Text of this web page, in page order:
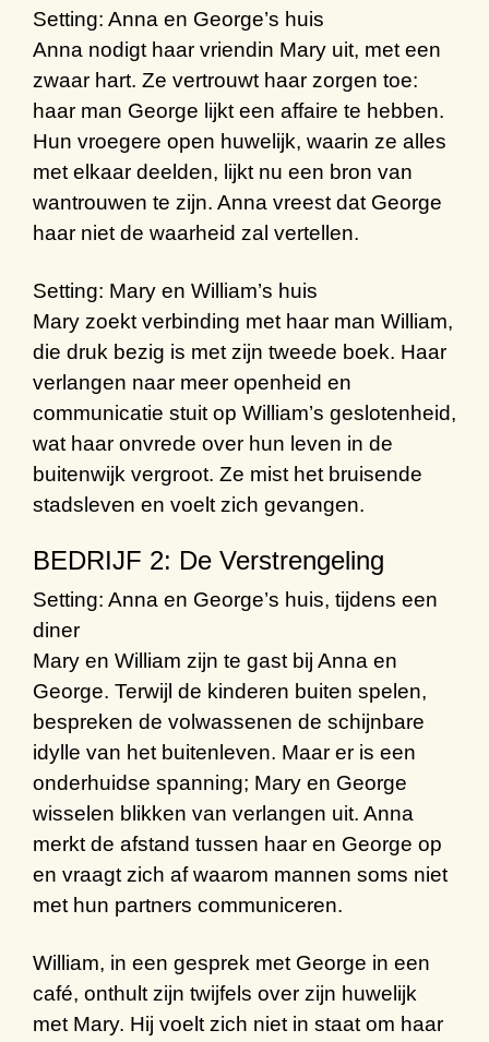
Setting: Anna en George’s huis
Anna nodigt haar vriendin Mary uit, met een
zwaar hart. Ze vertrouwt haar zorgen toe:
haar man George lijkt een affaire te hebben.
Hun vroegere open huwelijk, waarin ze alles
met elkaar deelden, lijkt nu een bron van
wantrouwen te zijn. Anna vreest dat George
haar niet de waarheid zal vertellen.
Setting: Mary en William’s huis
Mary zoekt verbinding met haar man William,
die druk bezig is met zijn tweede boek. Haar
verlangen naar meer openheid en
communicatie stuit op William’s geslotenheid,
wat haar onvrede over hun leven in de
buitenwijk vergroot. Ze mist het bruisende
stadsleven en voelt zich gevangen.
BEDRIJF 2: De Verstrengeling
Setting: Anna en George’s huis, tijdens een
diner
Mary en William zijn te gast bij Anna en
George. Terwijl de kinderen buiten spelen,
bespreken de volwassenen de schijnbare
idylle van het buitenleven. Maar er is een
onderhuidse spanning; Mary en George
wisselen blikken van verlangen uit. Anna
merkt de afstand tussen haar en George op
en vraagt zich af waarom mannen soms niet
met hun partners communiceren.
William, in een gesprek met George in een
café, onthult zijn twijfels over zijn huwelijk
met Mary. Hij voelt zich niet in staat om haar